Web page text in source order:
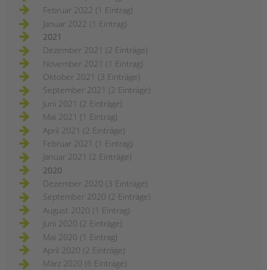
Februar 2022 (1 Eintrag)
Januar 2022 (1 Eintrag)
2021
Dezember 2021 (2 Einträge)
November 2021 (1 Eintrag)
Oktober 2021 (3 Einträge)
September 2021 (2 Einträge)
Juni 2021 (2 Einträge)
Mai 2021 (1 Eintrag)
April 2021 (2 Einträge)
Februar 2021 (1 Eintrag)
Januar 2021 (2 Einträge)
2020
Dezember 2020 (3 Einträge)
September 2020 (2 Einträge)
August 2020 (1 Eintrag)
Juni 2020 (2 Einträge)
Mai 2020 (1 Eintrag)
April 2020 (2 Einträge)
März 2020 (6 Einträge)